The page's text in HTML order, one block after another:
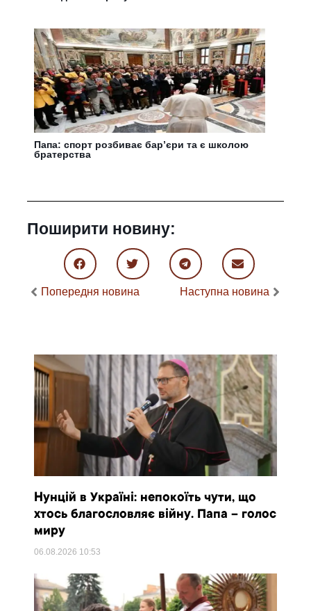
Папа: спорт розбиває бар’єри та є школою
братерства
Поширити новину:
Попередня новина Наступна новина
Нунцій в Україні: непокоїть чути, що
хтось благословляє війну. Папа – голос
миру
06.08.2026 10:53